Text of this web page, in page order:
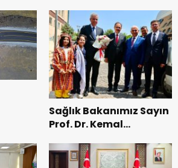
HAZIRLIKLARI DEVAM
EDİYOR
Sağlık Bakanımız Sayın
Prof. Dr. Kemal